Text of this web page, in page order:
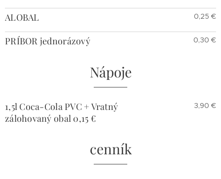
ALOBAL 0,25 €
PRÍBOR jednorázový 0,30 €
Nápoje
1,5l Coca-Cola PVC + Vratný
zálohovaný obal 0,15 €
3,90 €
cenník